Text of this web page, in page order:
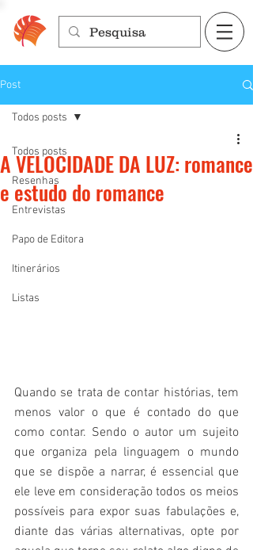
Post
Todos posts
Resenhas
Entrevistas
Papo de Editora
Itinerários
Listas
Todos posts
A VELOCIDADE DA LUZ: romance
e estudo do romance
Quando se trata de contar histórias, tem
menos valor o que é contado do que
como contar. Sendo o autor um sujeito
que organiza pela linguagem o mundo
que se dispõe a narrar, é essencial que
ele leve em consideração todos os meios
possíveis para expor suas fabulações e,
diante das várias alternativas, opte por